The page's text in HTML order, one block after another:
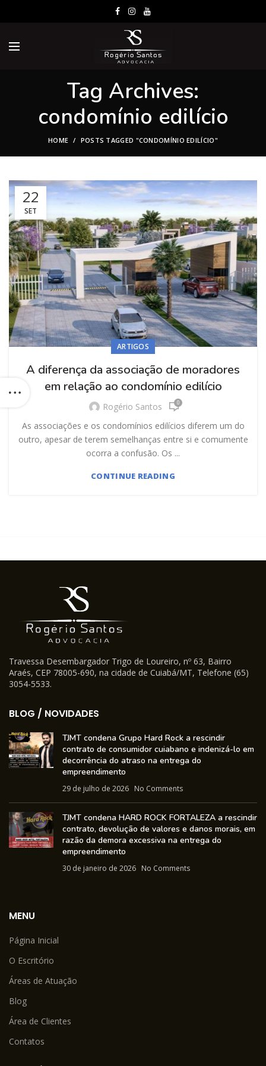
Tag Archives:
condomínio edilício
HOME POSTS TAGGED "CONDOMÍNIO EDILÍCIO"
22
SET
ARTIGOS
A diferença da associação de moradores
em relação ao condomínio edilício
Rogério Santos 0
As associações e os condomínios edilícios diferem um do
outro, apesar de terem semelhanças entre si e comumente
ocorra a confusão. Os ...
CONTINUE READING
Travessa Desembargador Trigo de Loureiro, nº 63, Bairro
Araés, CEP 78005-690, na cidade de Cuiabá/MT, Telefone (65)
3054-5533.
BLOG / NOVIDADES
TJMT condena Grupo Hard Rock a rescindir
contrato de consumidor cuiabano e indenizá-lo em
decorrência do atraso na entrega do
empreendimento
29 de julho de 2026 No Comments
TJMT condena HARD ROCK FORTALEZA a rescindir
contrato, devolução de valores e danos morais, em
razão da demora excessiva na entrega do
empreendimento
30 de janeiro de 2026 No Comments
MENU
Página Inicial
O Escritório
Áreas de Atuação
Blog
Área de Clientes
Contatos